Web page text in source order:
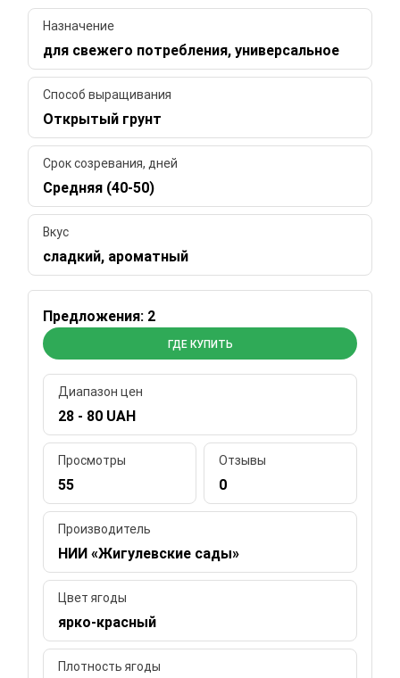
Назначение
для свежего потребления, универсальное
Способ выращивания
Открытый грунт
Срок созревания, дней
Средняя (40-50)
Вкус
сладкий, ароматный
Предложения: 2
ГДЕ КУПИТЬ
Диапазон цен
28 - 80 UAH
Просмотры
55
Отзывы
0
Производитель
НИИ «Жигулевские сады»
Цвет ягоды
ярко-красный
Плотность ягоды